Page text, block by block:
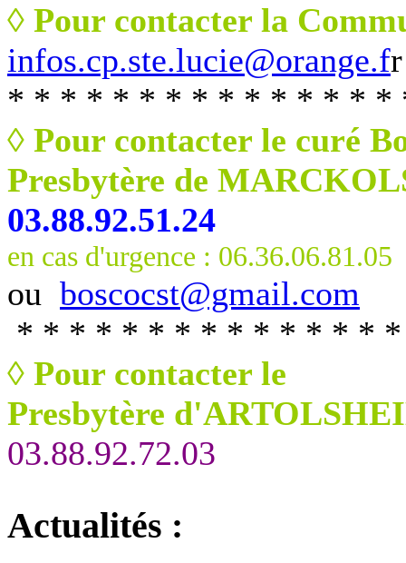
◊ Pour contacter la
infos.cp.ste.lucie@orange.fr
* * * * * * * * * * * * * * *
◊ Pour contacter le curé
Presbytère de
03.88.92.51.24
en cas d'urgence : 06.36.06.81.05
ou boscocst@gmail.com
* * * * * * * * * * * * * *
◊ Pour contacter le
Presbytère
03.88.92.72.03
Actualités :